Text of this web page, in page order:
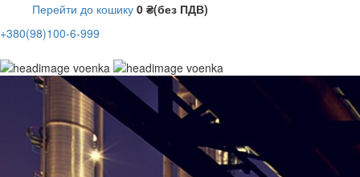
Перейти до кошику 0 ₴(без ПДВ)
+380(98)100-6-999